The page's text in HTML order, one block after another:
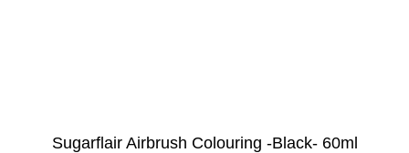
Sugarflair Airbrush Colouring -Black- 60ml